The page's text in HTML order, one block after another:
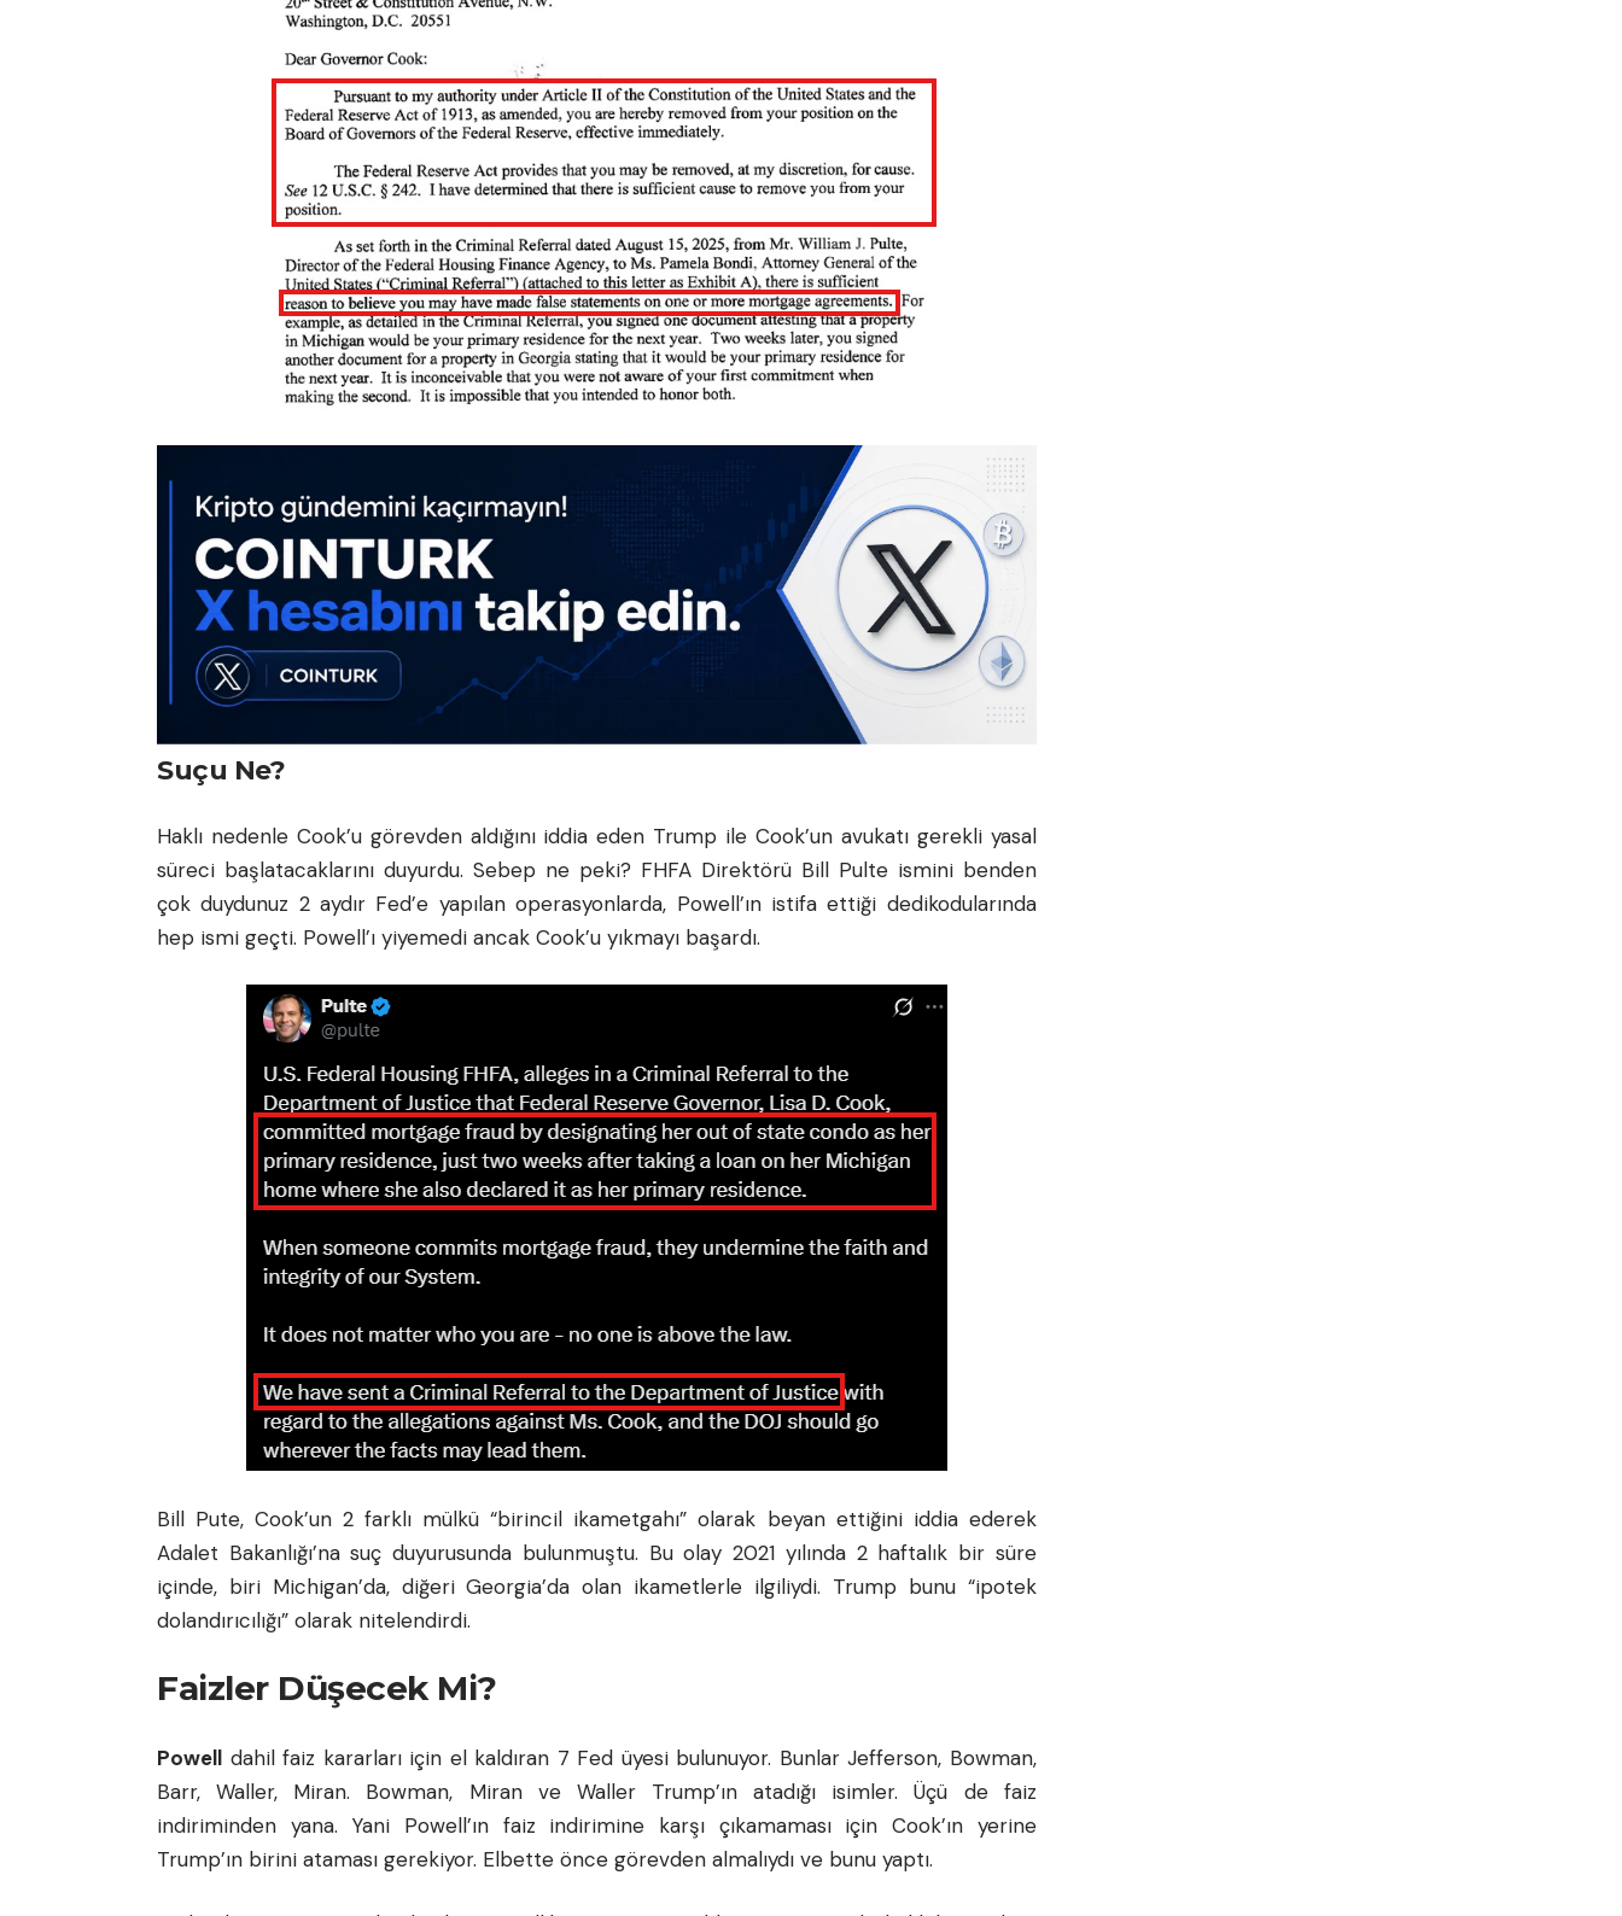
Suçu Ne?
Haklı nedenle Cook’u görevden aldığını iddia eden Trump ile Cook’un avukatı gerekli yasal
süreci başlatacaklarını duyurdu. Sebep ne peki? FHFA Direktörü Bill Pulte ismini benden
çok duydunuz 2 aydır Fed’e yapılan operasyonlarda, Powell’ın istifa ettiği dedikodularında
hep ismi geçti. Powell’ı yiyemedi ancak Cook’u yıkmayı başardı.
Bill Pute, Cook’un 2 farklı mülkü “birincil ikametgahı” olarak beyan ettiğini iddia ederek
Adalet Bakanlığı’na suç duyurusunda bulunmuştu. Bu olay 2021 yılında 2 haftalık bir süre
içinde, biri Michigan’da, diğeri Georgia’da olan ikametlerle ilgiliydi. Trump bunu “ipotek
dolandırıcılığı” olarak nitelendirdi.
Faizler Düşecek Mi?
Powell dahil faiz kararları için el kaldıran 7 Fed üyesi bulunuyor. Bunlar Jefferson, Bowman,
Barr, Waller, Miran. Bowman, Miran ve Waller Trump’ın atadığı isimler. Üçü de faiz
indiriminden yana. Yani Powell’ın faiz indirimine karşı çıkamaması için Cook’ın yerine
Trump’ın birini ataması gerekiyor. Elbette önce görevden almalıydı ve bunu yaptı.